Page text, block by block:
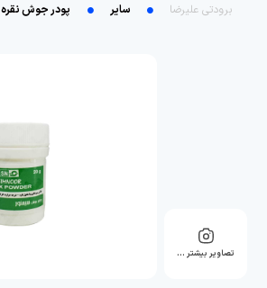
برودتی علیرضا سایر پودر جوش نقره 20 گرمی سیمنور
تصاویر بیشتر …